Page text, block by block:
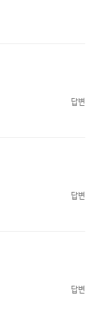
답변
답변
답변